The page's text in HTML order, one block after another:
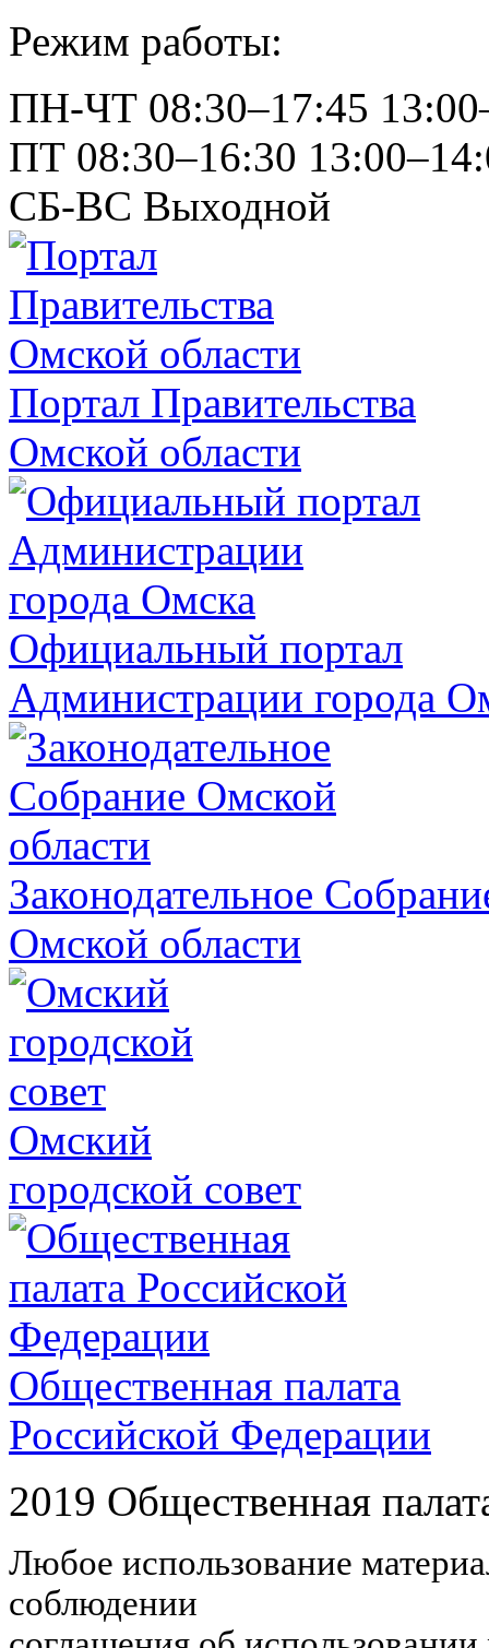
Режим работы:
ПН-ЧТ 08:30–17:45
ПТ 08:30–16:30
СБ-ВС Выходной
Портал Правительства
Омской области
Официальный портал
Администрации города
Законодательное
Омской области
Омский
городской совет
Общественная палата
Российской Федерации
2019 Общественная
Любое использование
соблюдении